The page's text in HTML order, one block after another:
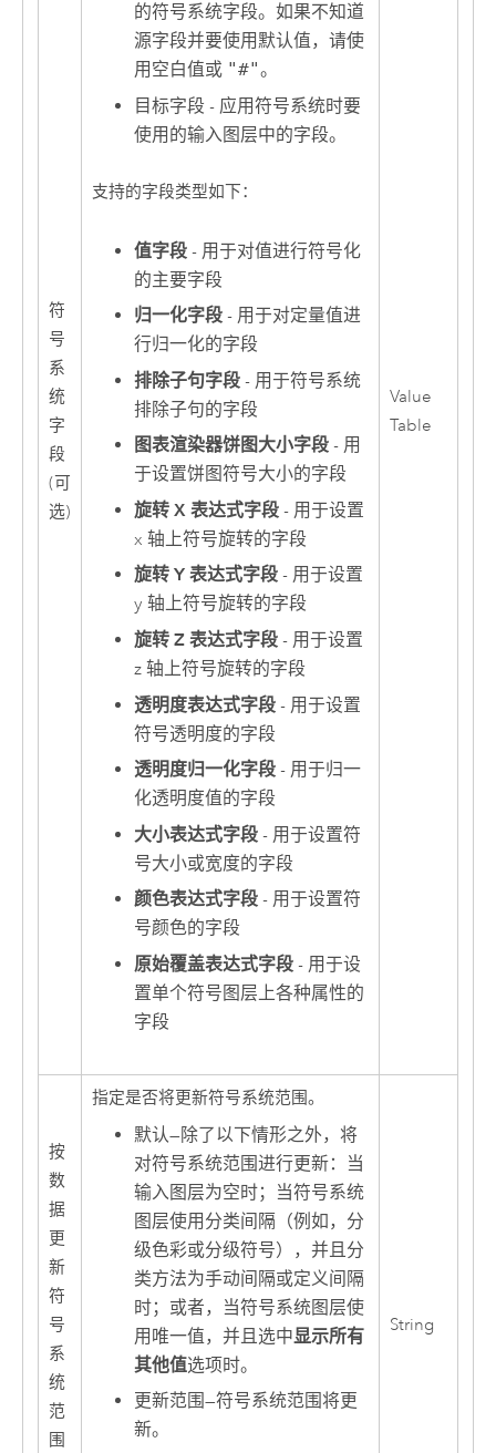
符
号
系
统
字
段
(可
选)
的符号系统字段。如果不知道
源字段并要使用默认值，请使
用空白值或 "#"。
目标字段 - 应用符号系统时要
使用的输入图层中的字段。
支持的字段类型如下：
值字段 - 用于对值进行符号化
的主要字段
归一化字段 - 用于对定量值进
行归一化的字段
排除子句字段 - 用于符号系统
排除子句的字段
图表渲染器饼图大小字段 - 用
于设置饼图符号大小的字段
旋转 X 表达式字段 - 用于设置
x 轴上符号旋转的字段
旋转 Y 表达式字段 - 用于设置
y 轴上符号旋转的字段
旋转 Z 表达式字段 - 用于设置
z 轴上符号旋转的字段
透明度表达式字段 - 用于设置
符号透明度的字段
透明度归一化字段 - 用于归一
化透明度值的字段
大小表达式字段 - 用于设置符
号大小或宽度的字段
颜色表达式字段 - 用于设置符
号颜色的字段
原始覆盖表达式字段 - 用于设
置单个符号图层上各种属性的
字段
Value
Table
按
数
据
更
新
符
号
系
统
范
围
指定是否将更新符号系统范围。
默认—除了以下情形之外，将
对符号系统范围进行更新：当
输入图层为空时；当符号系统
图层使用分类间隔（例如，分
级色彩或分级符号），并且分
类方法为手动间隔或定义间隔
时；或者，当符号系统图层使
用唯一值，并且选中显示所有
其他值选项时。
更新范围—符号系统范围将更
新。
String